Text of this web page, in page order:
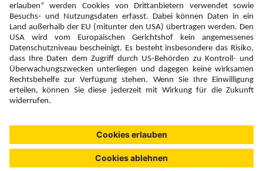
Newsletter:
Anmelden
Fairness und
Unsere Inhalte: Standards und
Meldung
Copyright © 2026 DERTOUR Austria GmbH